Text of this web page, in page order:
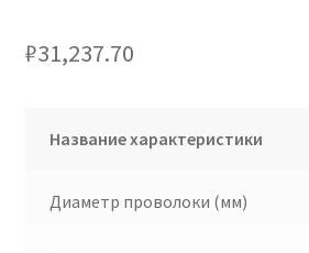
₽31,237.70
Название характеристики
Диаметр проволоки (мм)